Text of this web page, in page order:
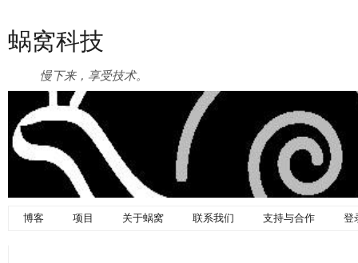
蜗窝科技
慢下来，享受技术。
博客 项目 关于蜗窝 联系我们 支持与合作 登